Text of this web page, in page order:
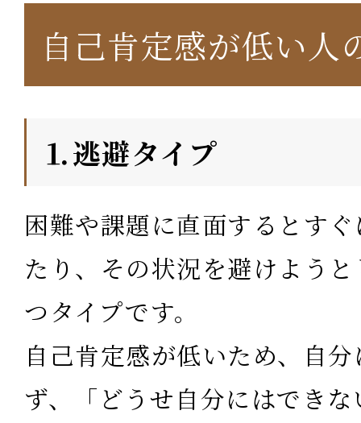
自己肯定感が低い人
⒈逃避タイプ
困難や課題に直面するとす
たり、その状況を避けよう
つタイプです。
自己肯定感が低いため、自
ず、「どうせ自分にはでき